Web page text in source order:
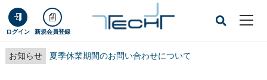
ログイン 新規会員登録
お知らせ 夏季休業期間のお問い合わせについて